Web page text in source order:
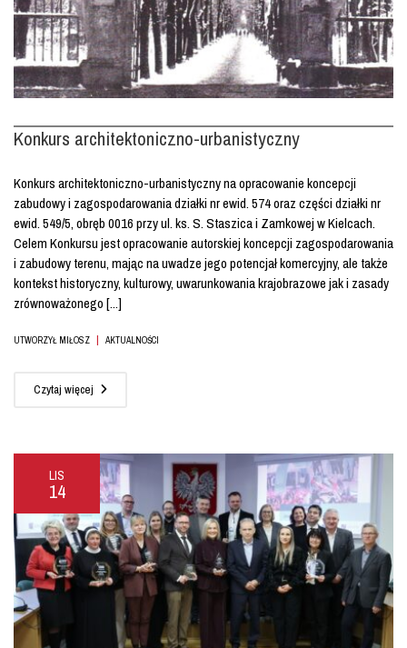
Konkurs architektoniczno-urbanistyczny
Konkurs architektoniczno-urbanistyczny na opracowanie koncepcji
zabudowy i zagospodarowania działki nr ewid. 574 oraz części działki nr
ewid. 549/5, obręb 0016 przy ul. ks. S. Staszica i Zamkowej w Kielcach.
Celem Konkursu jest opracowanie autorskiej koncepcji zagospodarowania
i zabudowy terenu, mając na uwadze jego potencjał komercyjny, ale także
kontekst historyczny, kulturowy, uwarunkowania krajobrazowe jak i zasady
zrównoważonego [...]
UTWORZYŁ MIŁOSZ | AKTUALNOŚCI
Czytaj więcej
LIS
14